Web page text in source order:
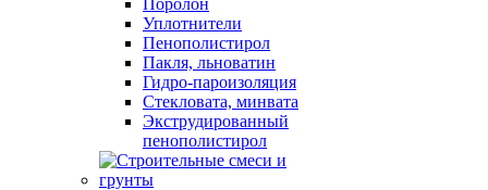
Поролон
Уплотнители
Пенополистирол
Пакля, льноватин
Гидро-пароизоляция
Стекловата, минвата
Экструдированный
пенополистирол